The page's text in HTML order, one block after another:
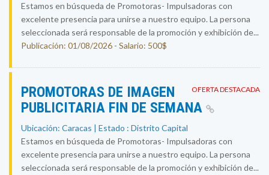
Estamos en búsqueda de Promotoras- Impulsadoras con
excelente presencia para unirse a nuestro equipo. La persona
seleccionada será responsable de la promoción y exhibición de...
Publicación: 01/08/2026 - Salario: 500$
OFERTA DESTACADA
PROMOTORAS DE IMAGEN
PUBLICITARIA FIN DE SEMANA
Ubicación: Caracas | Estado : Distrito Capital
Estamos en búsqueda de Promotoras- Impulsadoras con
excelente presencia para unirse a nuestro equipo. La persona
seleccionada será responsable de la promoción y exhibición de...